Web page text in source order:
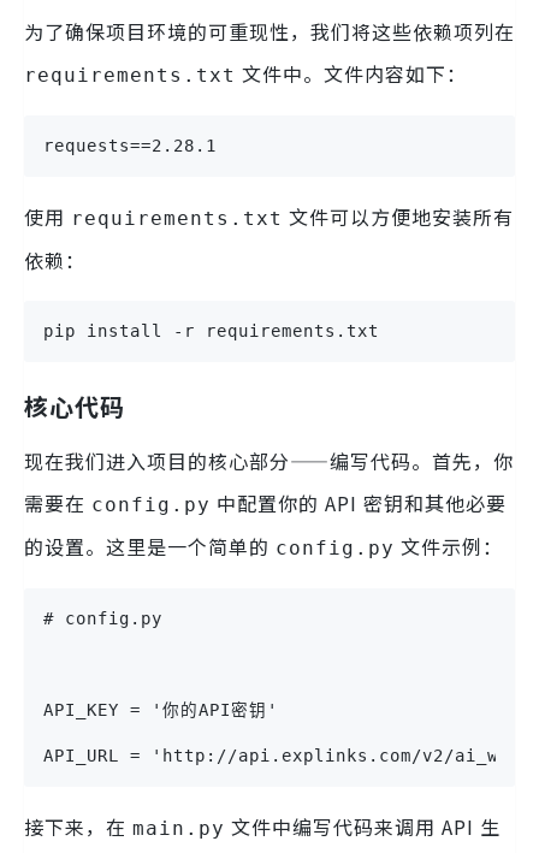
为了确保项目环境的可重现性，我们将这些依赖项列在
requirements.txt 文件中。文件内容如下：
requests==2.28.1
使用 requirements.txt 文件可以方便地安装所有
依赖：
pip install -r requirements.txt
核心代码
现在我们进入项目的核心部分——编写代码。首先，你
需要在 config.py 中配置你的 API 密钥和其他必要
的设置。这里是一个简单的 config.py 文件示例：
# config.py
API_KEY = '你的API密钥'
API_URL = 'http://api.explinks.com/v2/
接下来，在 main.py 文件中编写代码来调用 API 生